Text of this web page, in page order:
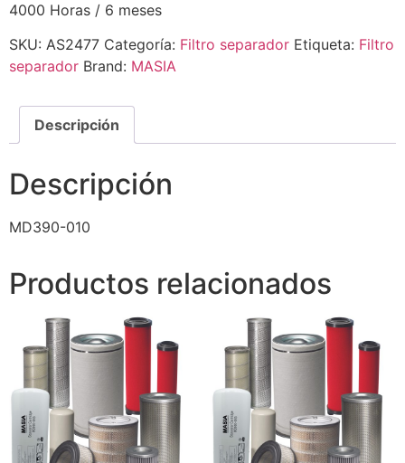
4000 Horas / 6 meses
SKU: AS2477 Categoría: Filtro separador Etiqueta: Filtro
separador Brand: MASIA
Descripción
Descripción
MD390-010
Productos relacionados